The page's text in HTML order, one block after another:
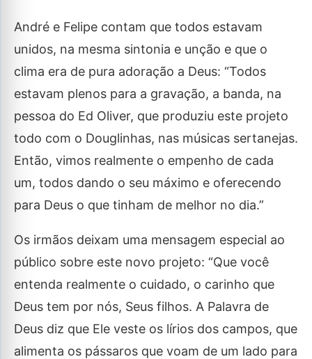
André e Felipe contam que todos estavam
unidos, na mesma sintonia e unção e que o
clima era de pura adoração a Deus: “Todos
estavam plenos para a gravação, a banda, na
pessoa do Ed Oliver, que produziu este projeto
todo com o Douglinhas, nas músicas sertanejas.
Então, vimos realmente o empenho de cada
um, todos dando o seu máximo e oferecendo
para Deus o que tinham de melhor no dia.”
Os irmãos deixam uma mensagem especial ao
público sobre este novo projeto: “Que você
entenda realmente o cuidado, o carinho que
Deus tem por nós, Seus filhos. A Palavra de
Deus diz que Ele veste os lírios dos campos, que
alimenta os pássaros que voam de um lado para